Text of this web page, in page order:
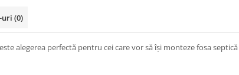
uri (0)
alegerea perfectă pentru cei care vor să își monteze fosa septică